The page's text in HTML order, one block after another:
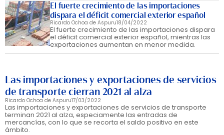
El fuerte crecimiento de las importaciones
dispara el déficit comercial exterior español
Ricardo Ochoa de Aspuru18/04/2022
El fuerte crecimiento de las importaciones dispara
el déficit comercial exterior español, mientras las
exportaciones aumentan en menor medida.
Las importaciones y exportaciones de servicios
de transporte cierran 2021 al alza
Ricardo Ochoa de Aspuru17/03/2022
Las importaciones y exportaciones de servicios de transporte
terminan 2021 al alza, especiamente las entradas de
mercancías, con lo que se recorta el saldo positivo en este
ámbito.